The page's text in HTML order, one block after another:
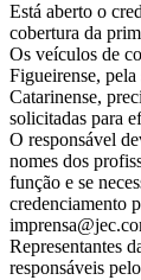
Está aberto o
cobertura da
Os veículos de
Figueirense,
Catarinense,
solicitadas para
O responsável
nomes dos
função e se
credenciamento
Representantes
responsáveis